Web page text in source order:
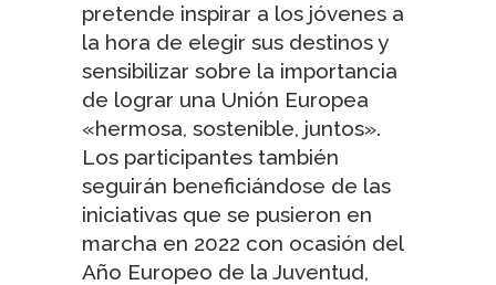
pretende inspirar a los jóvenes a
la hora de elegir sus destinos y
sensibilizar sobre la importancia
de lograr una Unión Europea
«hermosa, sostenible, juntos».
Los participantes también
seguirán beneficiándose de las
iniciativas que se pusieron en
marcha en 2022 con ocasión del
Año Europeo de la Juventud,